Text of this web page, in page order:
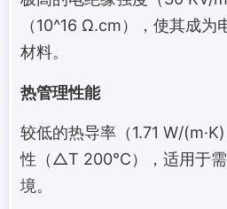
（10^16 Ω.cm），使其成为
材料。
热管理性能
较低的热导率（1.71 W/
性（△T 200℃），适用于需
境。